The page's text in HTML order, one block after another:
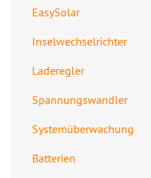
EasySolar
Inselwechselrichter
Laderegler
Spannungswandler
Systemüberwachung
Batterien